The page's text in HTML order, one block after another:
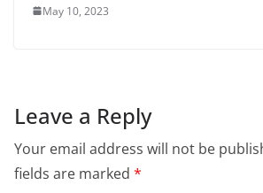
May 10, 2023
Leave a Reply
Your email address will not be
fields are marked *